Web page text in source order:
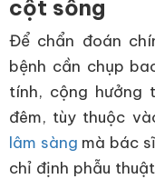
cột sống
Để chẩn đoán
bệnh cần chụp
tính, cộng hưởng
đêm, tùy thuộc
lâm sàng mà bác
chỉ định phẫu